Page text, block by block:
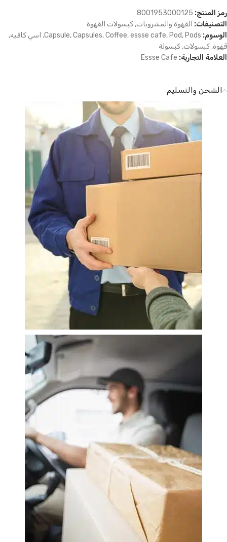
رمز المنتج: 8001953000125
التصنيفات: القهوة والمشروبات, كبسولات القهوة
الوسوم:
Capsule,Capsules,Coffee,essse cafe, Pod, Pods
, اسي كافيه,
قهوة, كبسولات, كبسولة
العلامة التجارية: Essse Cafe
الشحن والتسليم